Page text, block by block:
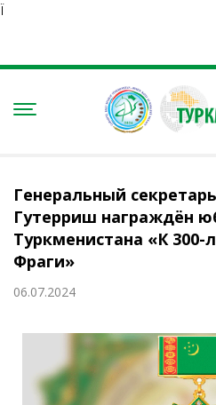
Ï
Генеральный
Гутерриш награждён
Туркменистана «К
Фраги»
06.07.2024